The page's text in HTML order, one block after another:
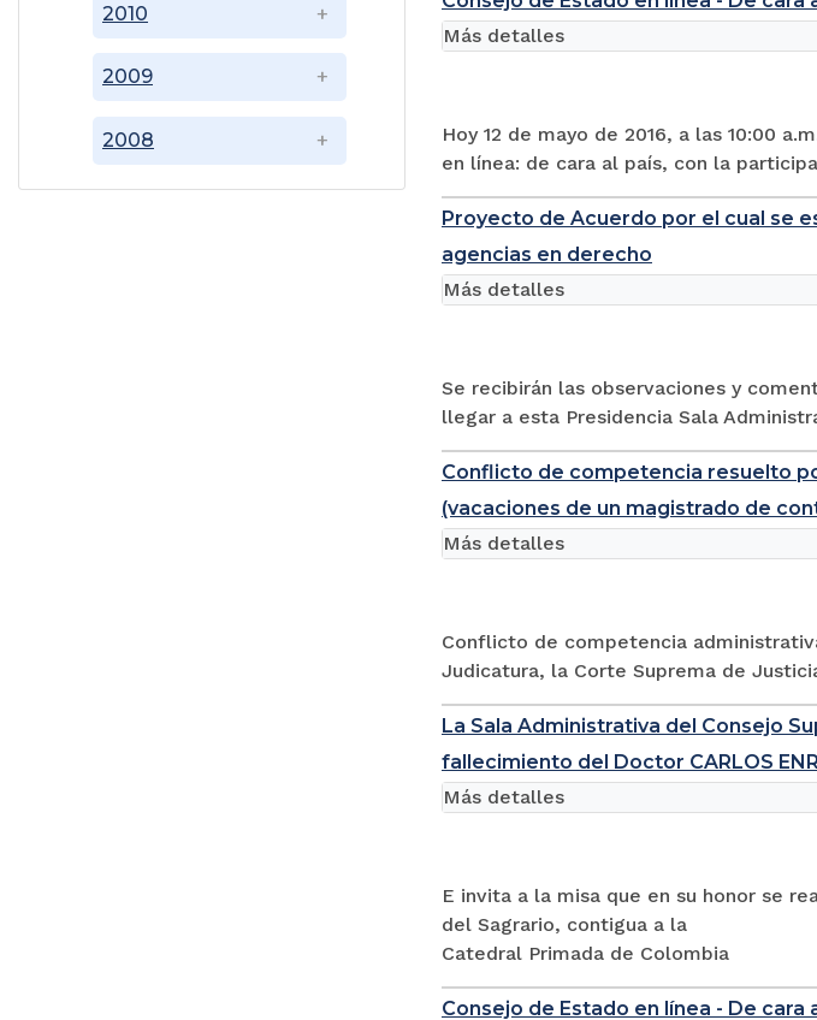
2008
2009
2010
Hoy 12 de mayo de 2016, a las 10:00
en línea: de cara al país, con la
Más detalles
Proyecto de Acuerdo por el cual se
agencias en derecho
Se recibirán las observaciones y
llegar a esta Presidencia Sala
Más detalles
Conflicto de competencia resuelto
(vacaciones de un magistrado de
Conflicto de competencia
Judicatura, la Corte Suprema de
Más detalles
La Sala Administrativa del Consejo
fallecimiento del Doctor CARLOS
E invita a la misa que en su honor se
del Sagrario, contigua a la
Catedral Primada de Colombia
Más detalles
Consejo de Estado en línea - De